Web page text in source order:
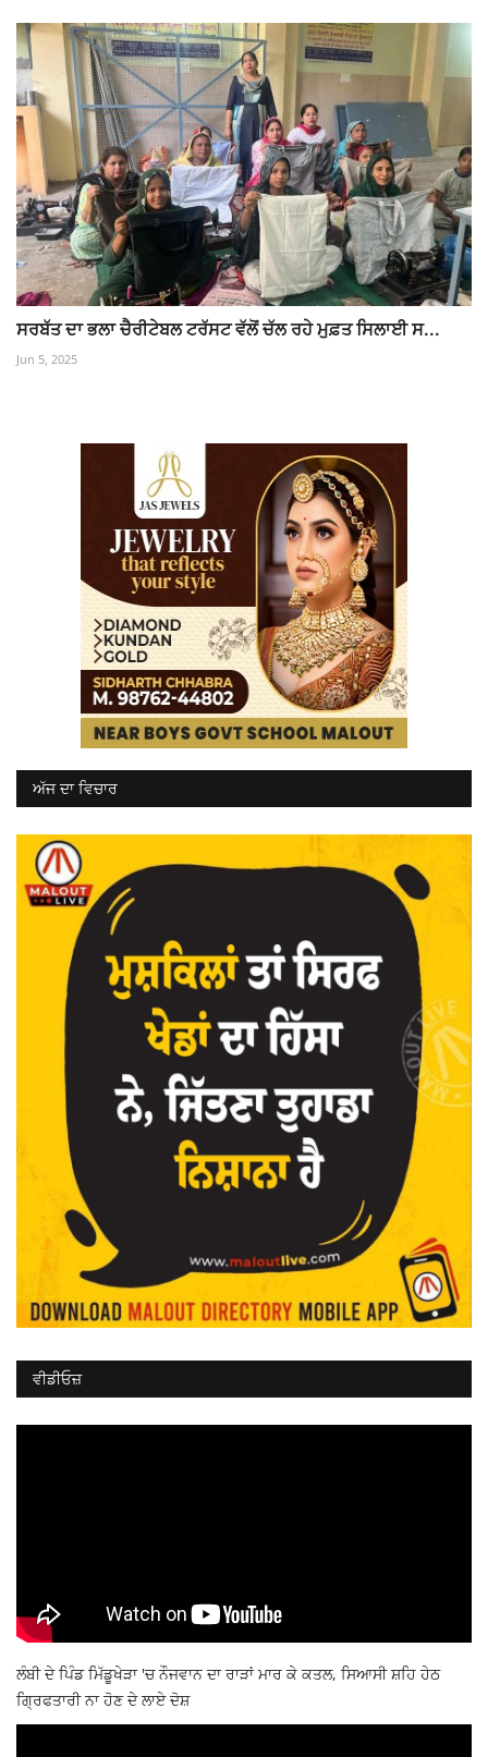
ਸਰਬੱਤ ਦਾ ਭਲਾ ਚੈਰੀਟੇਬਲ ਟਰੱਸਟ ਵੱਲੋਂ ਚੱਲ ਰਹੇ ਮੁਫ਼ਤ ਸਿਲਾਈ ਸ...
Jun 5, 2025
ਅੱਜ ਦਾ ਵਿਚਾਰ
ਵੀਡੀਓਜ਼
ਲੰਬੀ ਦੇ ਪਿੰਡ ਮਿੱਡੂਖੇੜਾ 'ਚ ਨੌਜਵਾਨ ਦਾ ਰਾੜਾਂ ਮਾਰ ਕੇ ਕਤਲ, ਸਿਆਸੀ ਸ਼ਹਿ ਹੇਠ
ਗ੍ਰਿਫਤਾਰੀ ਨਾ ਹੋਣ ਦੇ ਲਾਏ ਦੋਸ਼